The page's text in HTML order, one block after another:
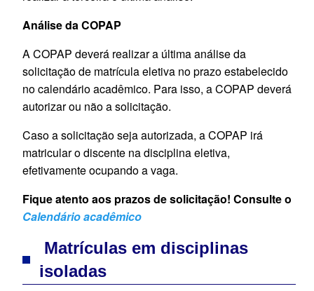
Análise da COPAP
A COPAP deverá realizar a última análise da
solicitação de matrícula eletiva no prazo estabelecido
no calendário acadêmico. Para isso, a COPAP deverá
autorizar ou não a solicitação.
Caso a solicitação seja autorizada, a COPAP irá
matricular o discente na disciplina eletiva,
efetivamente ocupando a vaga.
Fique atento aos prazos de solicitação! Consulte o
Calendário acadêmico
Matrículas em disciplinas
isoladas